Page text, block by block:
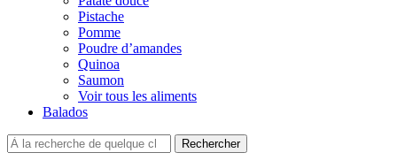
Pistache
Pomme
Poudre d’amandes
Quinoa
Saumon
Voir tous les aliments
Balados